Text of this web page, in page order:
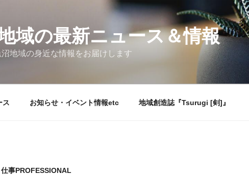
域の最新ニュース＆情報
地域の身近な情報をお届けします
ス お知らせ・イベント情報etc 地域創造誌『Tsurugi [剣]』
仕事PROFESSIONAL